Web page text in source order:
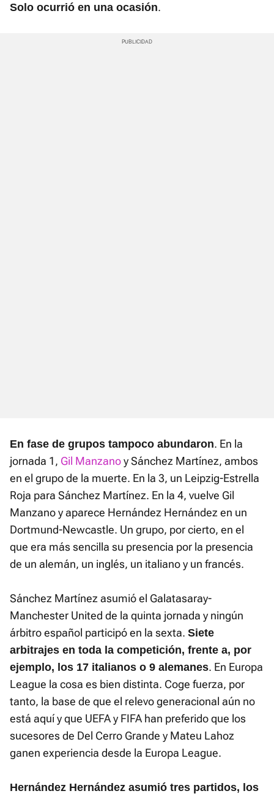
Solo ocurrió en una ocasión.
En fase de grupos tampoco abundaron. En la
jornada 1, Gil Manzanoy Sánchez Martínez, ambos
en el grupo de la muerte. En la 3, un Leipzig-Estrella
Roja para Sánchez Martínez. En la 4, vuelve Gil
Manzano y aparece Hernández Hernández en un
Dortmund-Newcastle. Un grupo, por cierto, en el
que era más sencilla su presencia por la presencia
de un alemán, un inglés, un italiano y un francés.
Sánchez Martínez asumió el Galatasaray-
Manchester United de la quinta jornada y ningún
árbitro español participó en la sexta. Siete
arbitrajes en toda la competición, frente a, por
ejemplo, los 17 italianos o 9 alemanes. En Europa
League la cosa es bien distinta. Coge fuerza, por
tanto, la base de que el relevo generacional aún no
está aquí y que UEFA y FIFA han preferido que los
sucesores de Del Cerro Grande y Mateu Lahoz
ganen experiencia desde la Europa League.
Hernández Hernández asumió tres partidos, los